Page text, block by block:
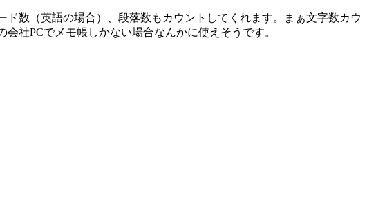
数（英語の場合）、段落数もカウントしてくれます。まぁ文字数カウ
社PCでメモ帳しかない場合なんかに使えそうです。